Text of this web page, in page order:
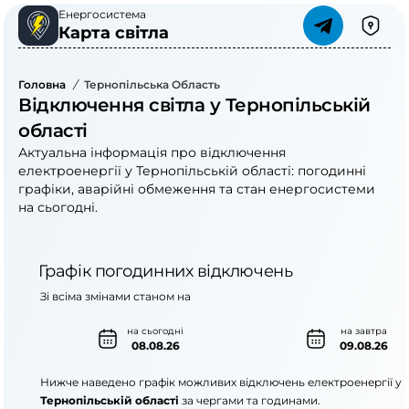
Енергосистема
Карта світла
Головна / Тернопільська Область
Відключення світла у Тернопільській
області
Актуальна інформація про відключення
електроенергії у Тернопільській області: погодинні
графіки, аварійні обмеження та стан енергосистеми
на сьогодні.
Графік погодинних відключень
на сьогодні
08.08.26
на завтра
09.08.26
Зі всіма змінами станом на
Нижче наведено графік можливих відключень електроенергії у
Тернопільській області за чергами та годинами.